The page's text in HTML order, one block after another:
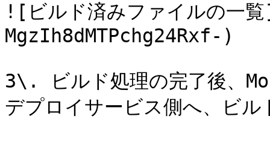
![ビルド済みファイルの
MgzIh8dMTPchg24Rxf-)
3\. ビルド処理の完了後、